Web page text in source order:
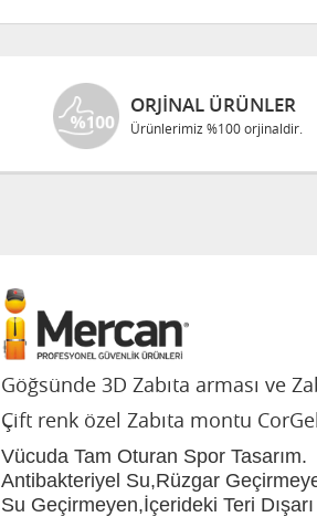
ORJINAL ÜRÜNLER
Ürünlerimiz %100 orjinaldir.
Göğsünde 3D Zabıta arması ve
Çift renk özel Zabıta montu
Vücuda Tam Oturan Spor Tasarım.
Antibakteriyel Su,Rüzgar
Su Geçirmeyen,İçerideki Teri